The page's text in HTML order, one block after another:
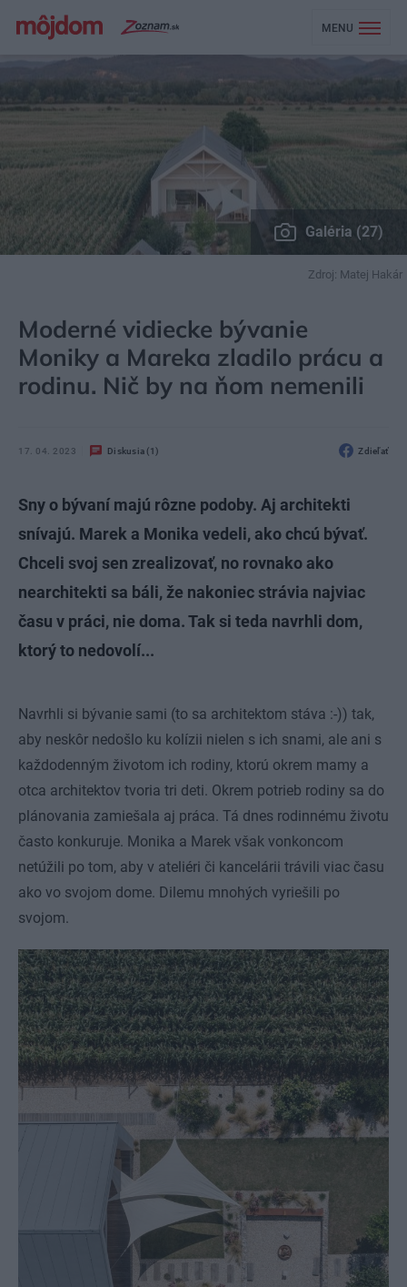
MENU
Galéria (27)
Zdroj: Matej Hakár
Moderné vidiecke bývanie
Moniky a Mareka zladilo prácu a
rodinu. Nič by na ňom nemenili
17. 04. 2023 Diskusia (1) Zdieľať
Sny o bývaní majú rôzne podoby. Aj architekti
snívajú. Marek a Monika vedeli, ako chcú bývať.
Chceli svoj sen zrealizovať, no rovnako ako
nearchitekti sa báli, že nakoniec strávia najviac
času v práci, nie doma. Tak si teda navrhli dom,
ktorý to nedovolí...
Navrhli si bývanie sami (to sa architektom stáva :-)) tak,
aby neskôr nedošlo ku kolízii nielen s ich snami, ale ani s
každodenným životom ich rodiny, ktorú okrem mamy a
otca architektov tvoria tri deti. Okrem potrieb rodiny sa do
plánovania zamiešala aj práca. Tá dnes rodinnému životu
často konkuruje. Monika a Marek však vonkoncom
netúžili po tom, aby v ateliéri či kancelárii trávili viac času
ako vo svojom dome. Dilemu mnohých vyriešili po
svojom.